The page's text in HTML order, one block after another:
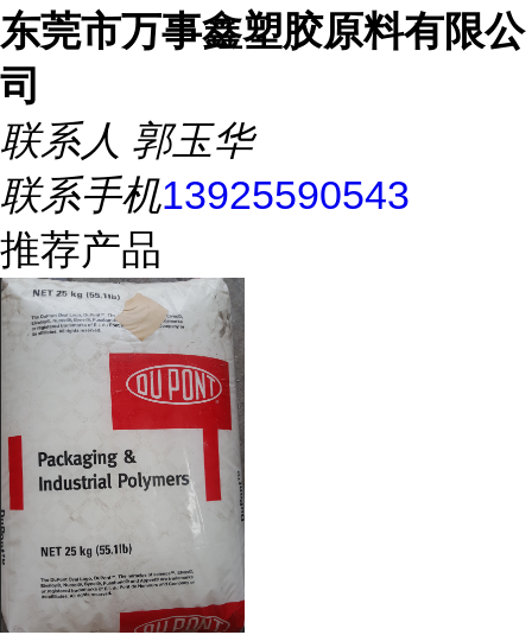
东莞市万事鑫塑胶原料有限公
司
联系人 郭玉华
联系手机13925590543
推荐产品